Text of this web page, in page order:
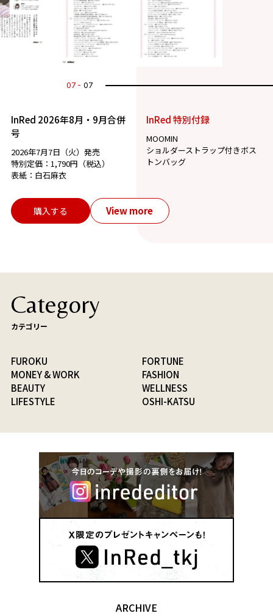
07 07
InRed 2026年8月・9月合併
号
2026年7月7日（火）発売
特別定価：1,790円（税込）
表紙：白石麻衣
InRed 特別付録
MOOMIN
ショルダーストラップ付きボス
トンバッグ
購入する View more
Category
カテゴリー
FUROKU
FORTUNE
MONEY & WORK
FASHION
BEAUTY
WELLNESS
LIFESTYLE
OSHI-KATSU
ARCHIVE